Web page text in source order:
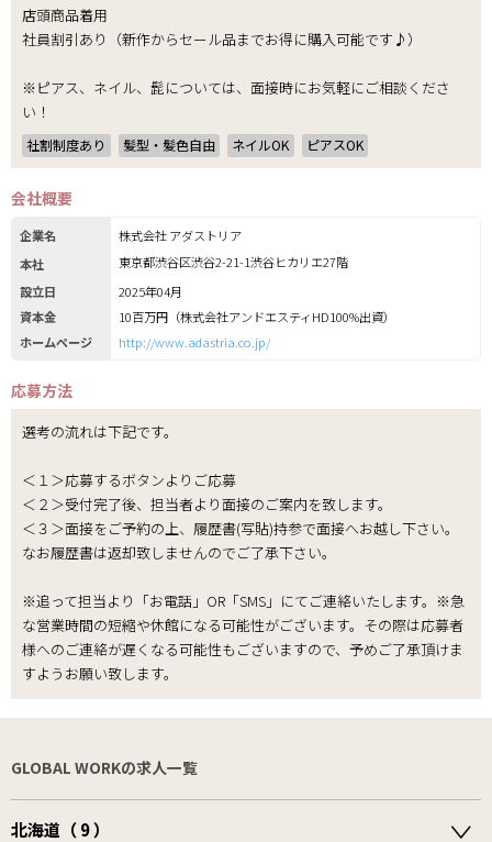
店頭商品着用
社員割引あり（新作からセール品までお得に購入可能です♪）
※ピアス、ネイル、髭については、面接時にお気軽にご相談くださ
い！
社割制度あり 髪型・髪色自由 ネイルOK ピアスOK
会社概要
企業名
株式会社 アダストリア
本社
東京都渋谷区渋谷2-21-1渋谷ヒカリエ27階
設立日
2025年04月
資本金
10百万円（株式会社アンドエスティHD100%出資）
ホームページ
http://www.adastria.co.jp/
応募方法
選考の流れは下記です。
＜１＞応募するボタンよりご応募
＜２＞受付完了後、担当者より面接のご案内を致します。
＜３＞面接をご予約の上、履歴書(写貼)持参で面接へお越し下さい。
なお履歴書は返却致しませんのでご了承下さい｡
※追って担当より「お電話」OR「SMS」にてご連絡いたします。※急
な営業時間の短縮や休館になる可能性がございます。その際は応募者
様へのご連絡が遅くなる可能性もございますので、予めご了承頂けま
すようお願い致します。
GLOBAL WORKの求人一覧
北海道（ 9 ）